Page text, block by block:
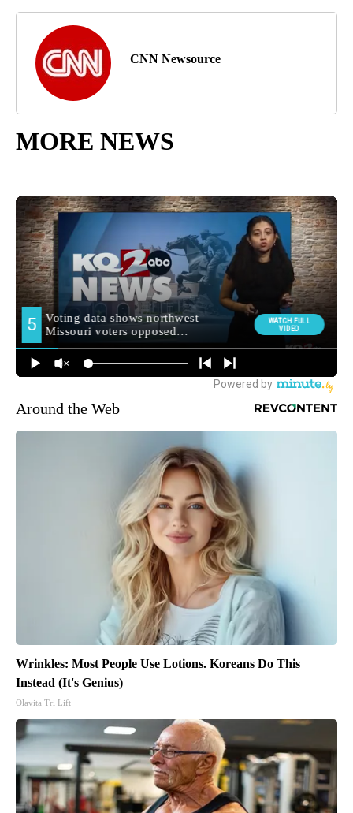
CNN Newsource
MORE NEWS
Around the Web
Wrinkles: Most People Use Lotions. Koreans Do This
Instead (It's Genius)
Olavita Tri Lift